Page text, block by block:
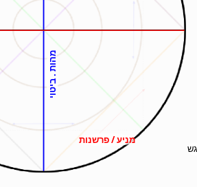
מהות . ביטוי
מניע / פרשנות